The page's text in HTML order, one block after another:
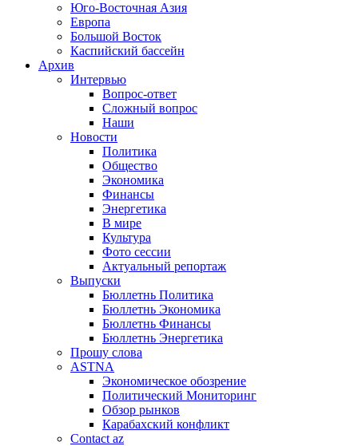
Юго-Восточная Азия
Европа
Большой Восток
Каспийский бассейн
Архив
Интервью
Вопрос-ответ
Сложный вопрос
Наши
Новости
Политика
Общество
Экономика
Финансы
Энергетика
В мире
Культура
Фото сессии
Актуальный репортаж
Выпуски
Бюллетнь Политика
Бюллетнь Экономика
Бюллетнь Финансы
Бюллетнь Энергетика
Прошу слова
ASTNA
Экономическое обозрение
Политический Мониторинг
Обзор рынков
Карабахский конфликт
Contact az